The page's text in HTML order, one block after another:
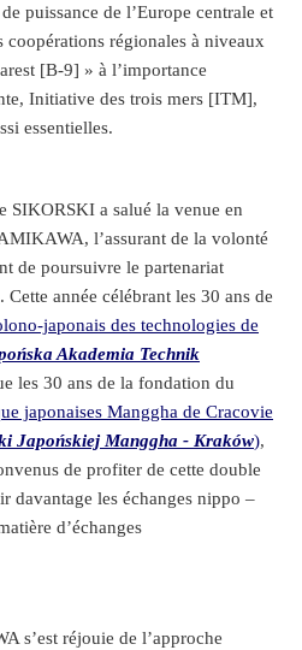
puissance de l’Europe centrale et
coopérations régionales à niveaux
[B-9] » à l’importance
Initiative des trois mers [ITM],
essentielles.
SIKORSKI a salué la venue en
l’assurant de la volonté
de poursuivre le partenariat
Cette année célébrant les 30 ans de
japonais des technologies de
Akademia Technik
les 30 ans de la fondation du
japonaises Manggha de Cracovie
Japońskiej Manggha - Kraków),
de profiter de cette double
davantage les échanges nippo –
d’échanges
s’est réjouie de l’approche